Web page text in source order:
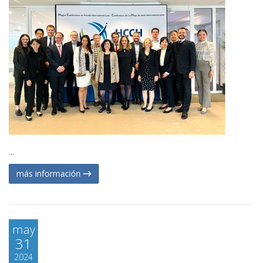
...
más información
may
31
2024